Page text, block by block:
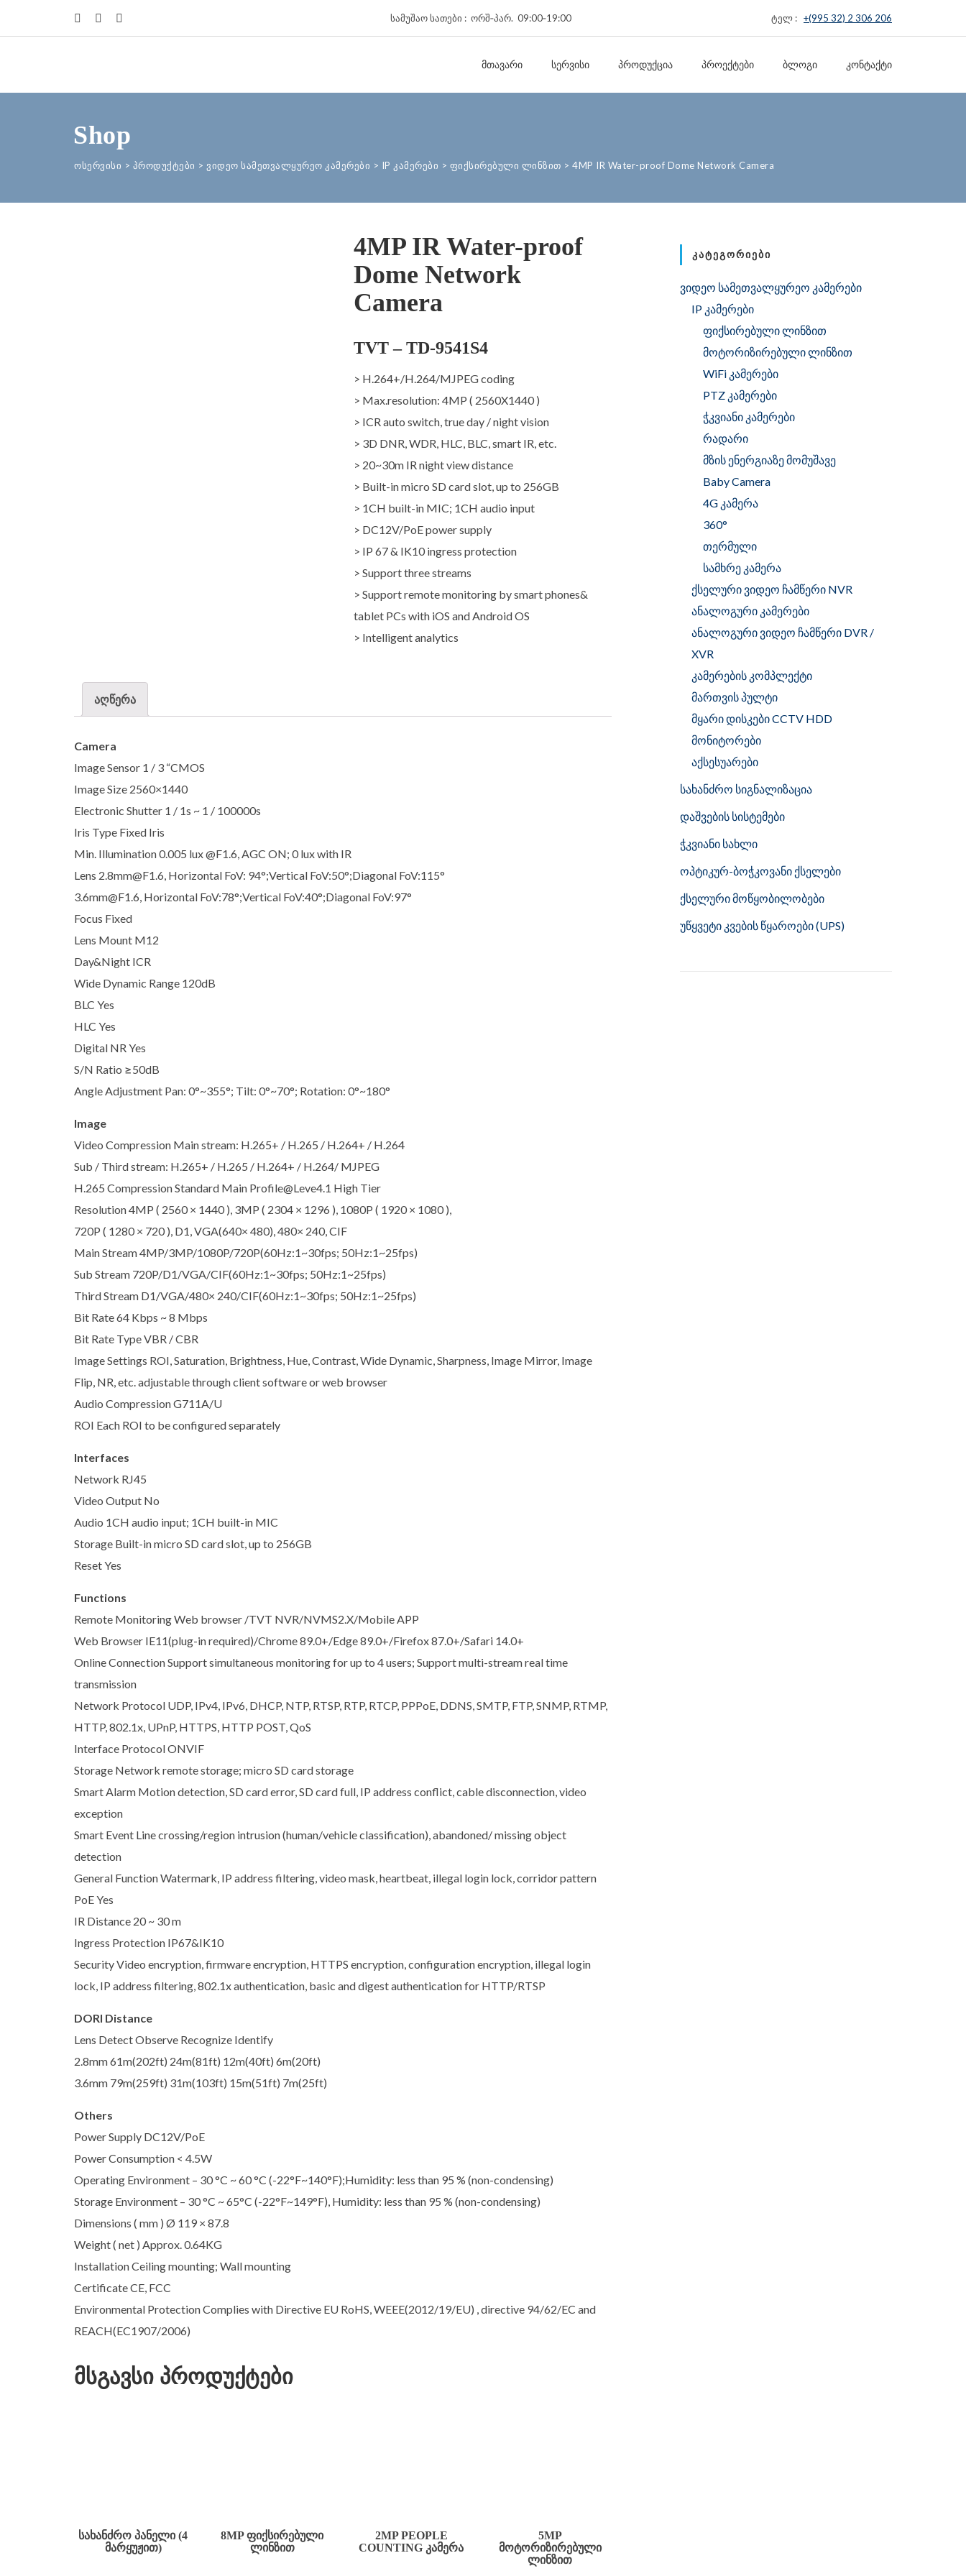
სამუშაო სათები : ორშ‑პარ. 09:00‑19:00 ტელ : +(995 32) 2 306 206
ᲛᲗᲐᲕᲐᲠᲘ ᲡᲔᲠᲕᲘᲡᲘ ᲞᲠᲝᲓᲣᲥᲪᲘᲐ ᲞᲠᲝᲔᲥᲢᲔᲑᲘ ᲑᲚᲝᲒᲘ ᲙᲝᲜᲢᲐᲥᲢᲘ
Shop
ოსერვისი > პროდუქტები > ვიდეო სამეთვალყურეო კამერები > IP კამერები > ფიქსირებული ლინზით > 4MP IR Water-proof Dome Network Camera
4MP IR Water-proof
Dome Network
Camera
TVT – TD-9541S4
> H.264+/H.264/MJPEG coding
> Max.resolution: 4MP ( 2560X1440 )
> ICR auto switch, true day / night vision
> 3D DNR, WDR, HLC, BLC, smart IR, etc.
> 20~30m IR night view distance
> Built-in micro SD card slot, up to 256GB
> 1CH built-in MIC; 1CH audio input
> DC12V/PoE power supply
> IP 67 & IK10 ingress protection
> Support three streams
> Support remote monitoring by smart phones&
tablet PCs with iOS and Android OS
> Intelligent analytics
აღწერა
Camera
Image Sensor 1 / 3 “CMOS
Image Size 2560×1440
Electronic Shutter 1 / 1s ~ 1 / 100000s
Iris Type Fixed Iris
Min. Illumination 0.005 lux @F1.6, AGC ON; 0 lux with IR
Lens 2.8mm@F1.6, Horizontal FoV: 94°;Vertical FoV:50°;Diagonal FoV:115°
3.6mm@F1.6, Horizontal FoV:78°;Vertical FoV:40°;Diagonal FoV:97°
Focus Fixed
Lens Mount M12
Day&Night ICR
Wide Dynamic Range 120dB
BLC Yes
HLC Yes
Digital NR Yes
S/N Ratio ≥50dB
Angle Adjustment Pan: 0°~355°; Tilt: 0°~70°; Rotation: 0°~180°
Image
Video Compression Main stream: H.265+ / H.265 / H.264+ / H.264
Sub / Third stream: H.265+ / H.265 / H.264+ / H.264/ MJPEG
H.265 Compression Standard Main Profile@Leve4.1 High Tier
Resolution 4MP ( 2560 × 1440 ), 3MP ( 2304 × 1296 ), 1080P ( 1920 × 1080 ),
720P ( 1280 × 720 ), D1, VGA(640× 480), 480× 240, CIF
Main Stream 4MP/3MP/1080P/720P(60Hz:1~30fps; 50Hz:1~25fps)
Sub Stream 720P/D1/VGA/CIF(60Hz:1~30fps; 50Hz:1~25fps)
Third Stream D1/VGA/480× 240/CIF(60Hz:1~30fps; 50Hz:1~25fps)
Bit Rate 64 Kbps ~ 8 Mbps
Bit Rate Type VBR / CBR
Image Settings ROI, Saturation, Brightness, Hue, Contrast, Wide Dynamic, Sharpness, Image Mirror, Image
Flip, NR, etc. adjustable through client software or web browser
Audio Compression G711A/U
ROI Each ROI to be configured separately
Interfaces
Network RJ45
Video Output No
Audio 1CH audio input; 1CH built-in MIC
Storage Built-in micro SD card slot, up to 256GB
Reset Yes
Functions
Remote Monitoring Web browser /TVT NVR/NVMS2.X/Mobile APP
Web Browser IE11(plug-in required)/Chrome 89.0+/Edge 89.0+/Firefox 87.0+/Safari 14.0+
Online Connection Support simultaneous monitoring for up to 4 users; Support multi-stream real time
transmission
Network Protocol UDP, IPv4, IPv6, DHCP, NTP, RTSP, RTP, RTCP, PPPoE, DDNS, SMTP, FTP, SNMP, RTMP,
HTTP, 802.1x, UPnP, HTTPS, HTTP POST, QoS
Interface Protocol ONVIF
Storage Network remote storage; micro SD card storage
Smart Alarm Motion detection, SD card error, SD card full, IP address conflict, cable disconnection, video
exception
Smart Event Line crossing/region intrusion (human/vehicle classification), abandoned/ missing object
detection
General Function Watermark, IP address filtering, video mask, heartbeat, illegal login lock, corridor pattern
PoE Yes
IR Distance 20 ~ 30 m
Ingress Protection IP67&IK10
Security Video encryption, firmware encryption, HTTPS encryption, configuration encryption, illegal login
lock, IP address filtering, 802.1x authentication, basic and digest authentication for HTTP/RTSP
DORI Distance
Lens Detect Observe Recognize Identify
2.8mm 61m(202ft) 24m(81ft) 12m(40ft) 6m(20ft)
3.6mm 79m(259ft) 31m(103ft) 15m(51ft) 7m(25ft)
Others
Power Supply DC12V/PoE
Power Consumption < 4.5W
Operating Environment – 30 °C ~ 60 °C (-22°F~140°F);Humidity: less than 95 % (non-condensing)
Storage Environment – 30 °C ~ 65°C (-22°F~149°F), Humidity: less than 95 % (non-condensing)
Dimensions ( mm ) Ø 119 × 87.8
Weight ( net ) Approx. 0.64KG
Installation Ceiling mounting; Wall mounting
Certificate CE, FCC
Environmental Protection Complies with Directive EU RoHS, WEEE(2012/19/EU) , directive 94/62/EC and
REACH(EC1907/2006)
მსგავსი პროდუქტები
ᲡᲐᲮᲐᲜᲫᲠᲝ ᲞᲐᲜᲔᲚᲘ (4
ᲛᲐᲠᲧᲣᲟᲘᲗ)
8MP ᲤᲘᲥᲡᲘᲠᲔᲑᲣᲚᲘ
ᲚᲘᲜᲖᲘᲗ
2MP PEOPLE
COUNTING ᲙᲐᲛᲔᲠᲐ
5MP
ᲛᲝᲢᲝᲠᲘᲖᲘᲠᲔᲑᲣᲚᲘ
ᲚᲘᲜᲖᲘᲗ
ᲙᲐᲢᲔᲒᲝᲠᲘᲔᲑᲘ
ვიდეო სამეთვალყურეო კამერები
IP კამერები
ფიქსირებული ლინზით
მოტორიზირებული ლინზით
WiFi კამერები
PTZ კამერები
ჭკვიანი კამერები
რადარი
მზის ენერგიაზე მომუშავე
Baby Camera
4G კამერა
360°
თერმული
სამხრე კამერა
ქსელური ვიდეო ჩამწერი NVR
ანალოგური კამერები
ანალოგური ვიდეო ჩამწერი DVR /
XVR
კამერების კომპლექტი
მართვის პულტი
მყარი დისკები CCTV HDD
მონიტორები
აქსესუარები
სახანძრო სიგნალიზაცია
დაშვების სისტემები
ჭკვიანი სახლი
ოპტიკურ-ბოჭკოვანი ქსელები
ქსელური მოწყობილობები
უწყვეტი კვების წყაროები (UPS)